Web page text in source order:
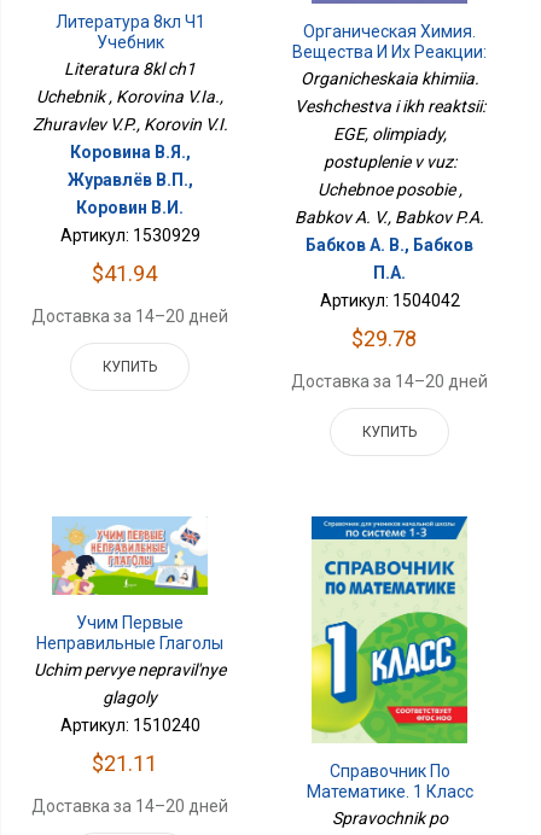
Литература 8кл Ч1
Учебник
Literatura 8kl ch1
Uchebnik , Korovina V.Ia.,
Zhuravlev V.P., Korovin V.I.
Коровина В.Я.,
Журавлёв В.П.,
Коровин В.И.
Артикул: 1530929
$41.94
Доставка за 14–20 дней
КУПИТЬ
Органическая Химия.
Вещества И Их Реакции:
ЕГЭ, Олимпиады,
Поступление В Вуз:
Учебное Пособие
Organicheskaia khimiia.
Veshchestva i ikh reaktsii:
EGE, olimpiady,
postuplenie v vuz:
Uchebnoe posobie ,
Babkov A. V., Babkov P.A.
Бабков А. В., Бабков
П.А.
Артикул: 1504042
$29.78
Доставка за 14–20 дней
КУПИТЬ
Учим Первые
Неправильные Глаголы
Uchim pervye nepravil'nye
glagoly
Артикул: 1510240
$21.11
Доставка за 14–20 дней
Справочник По
Математике. 1 Класс
Spravochnik po